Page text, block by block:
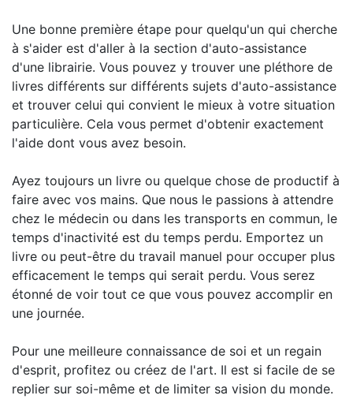
Une bonne première étape pour quelqu'un qui cherche
à s'aider est d'aller à la section d'auto-assistance
d'une librairie. Vous pouvez y trouver une pléthore de
livres différents sur différents sujets d'auto-assistance
et trouver celui qui convient le mieux à votre situation
particulière. Cela vous permet d'obtenir exactement
l'aide dont vous avez besoin.
Ayez toujours un livre ou quelque chose de productif à
faire avec vos mains. Que nous le passions à attendre
chez le médecin ou dans les transports en commun, le
temps d'inactivité est du temps perdu. Emportez un
livre ou peut-être du travail manuel pour occuper plus
efficacement le temps qui serait perdu. Vous serez
étonné de voir tout ce que vous pouvez accomplir en
une journée.
Pour une meilleure connaissance de soi et un regain
d'esprit, profitez ou créez de l'art. Il est si facile de se
replier sur soi-même et de limiter sa vision du monde.